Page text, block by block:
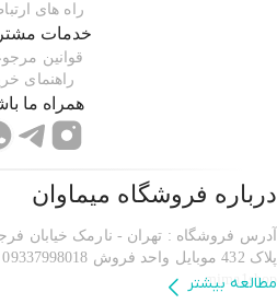
راه های
خدمات
قوانین
راهنمای
همراه ما
درباره فروشگاه میماوان
آدرس فروشگاه : تهران - نارمک خیابان
mima1shop
مطالعه بیشتر